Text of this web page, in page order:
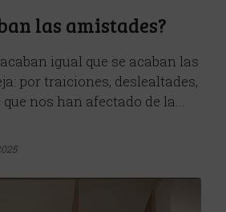
las amistades?
igual que se acaban las
por traiciones, deslealtades,
nos han afectado de la...